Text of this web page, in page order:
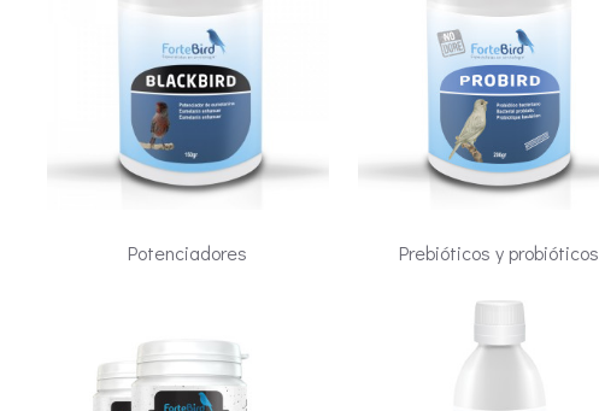
Potenciadores Prebióticos y probióticos